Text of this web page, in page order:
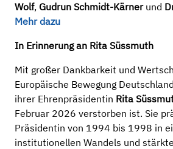
Wolf, Gudrun Schmidt-Kärnerund
Mehr dazu
In Erinnerung an Rita Süssmuth
Mit großer Dankbarkeit und
Europäische Bewegung
ihrer Ehrenpräsidentin Rita
Februar 2026 verstorben ist. Sie
Präsidentin von 1994 bis 1998 in
institutionellen Wandels und